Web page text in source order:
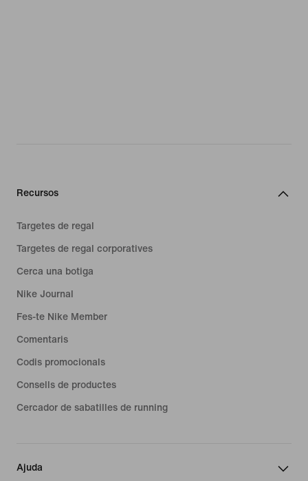
Recursos
Targetes de regal
Targetes de regal corporatives
Cerca una botiga
Nike Journal
Fes-te Nike Member
Comentaris
Codis promocionals
Consells de productes
Cercador de sabatilles de running
Ajuda